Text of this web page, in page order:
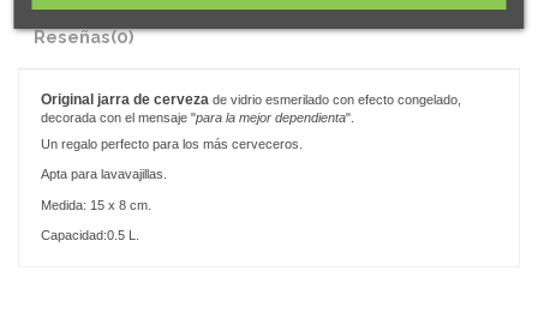
Reseñas(0)
Original jarra de cerveza de vidrio esmerilado con efecto congelado,
decorada con el mensaje "para la mejor dependienta".
Un regalo perfecto para los más cerveceros.
Apta para lavavajillas.
Medida: 15 x 8 cm.
Capacidad:0.5 L.